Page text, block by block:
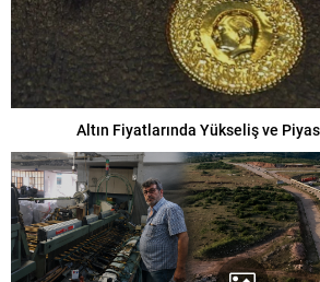
Altın Fiyatlarında Yükseliş ve